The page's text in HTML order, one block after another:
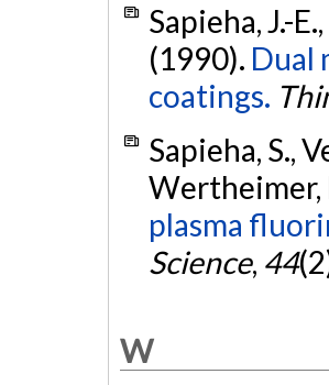
Sapieha, J.-
(1990). Dual
coatings.
Sapieha, S.,
Wertheimer,
plasma
Science, 44
W